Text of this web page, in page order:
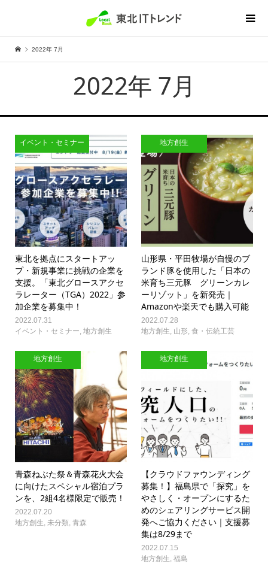
2022年 7月
2022年 7月
イベント・セミナー
東北を拠点にスタートアッ
プ・新規事業に挑戦の企業を
支援。「東北グロースアクセ
ラレーター（TGA）2022」参
加企業を募集中！
2022.07.31
イベント・セミナー 地方創生
地方創生
山形県・平田牧場が自慢のブ
ランド豚を使用した「日本の
米育ち三元豚 グリーンカレ
ーリゾット」を新発売｜
Amazonや楽天でも購入可能
2022.07.28
地方創生 山形 ,食・伝統工芸
地方創生
青森ねぶた祭＆青森花火大会
に向けたスペシャル宿泊プラ
ンを、2組4名様限定で販売！
2022.07.20
地方創生, 未分類, 青森
地方創生
【クラウドファウンディング
募集！】福島県で「探究」を
やさしく・オープンにするた
めのシェアリングサービス開
発へご協力ください｜支援募
集は8/29まで
2022.07.15
地方創生,福島